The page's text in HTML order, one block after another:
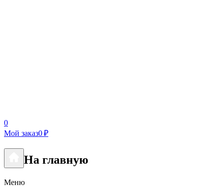
0
Мой заказ0 ₽
На главную
Меню